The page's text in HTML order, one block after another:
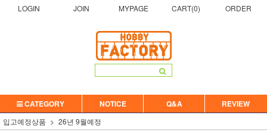
LOGIN JOIN MYPAGE CART(0) ORDER
CATEGORY NOTICE Q&A REVIEW
입고예정상품 26년 9월예정